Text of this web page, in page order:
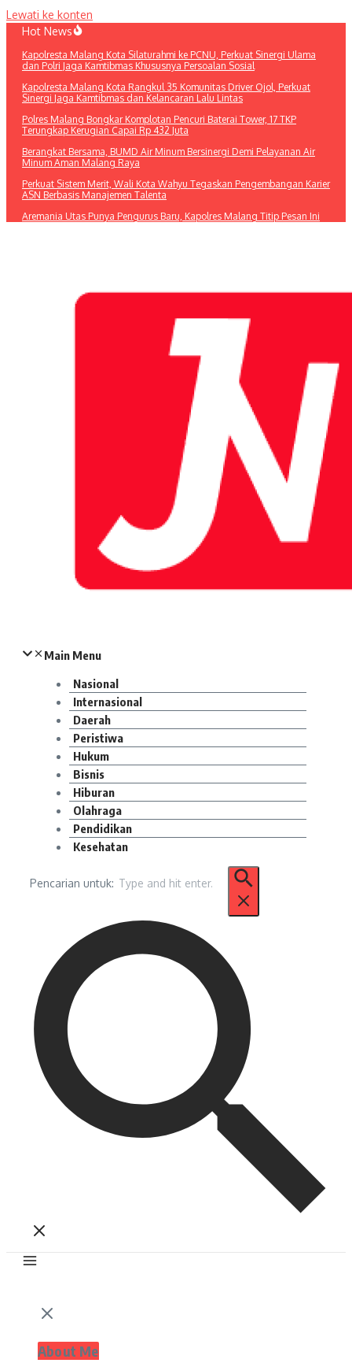
Lewati ke konten
Hot News
Kapolresta Malang Kota Silaturahmi ke PCNU, Perkuat Sinergi Ulama
dan Polri Jaga Kamtibmas Khususnya Persoalan Sosial
Kapolresta Malang Kota Rangkul 35 Komunitas Driver Ojol, Perkuat
Sinergi Jaga Kamtibmas dan Kelancaran Lalu Lintas
Polres Malang Bongkar Komplotan Pencuri Baterai Tower, 17 TKP
Terungkap Kerugian Capai Rp 432 Juta
Berangkat Bersama, BUMD Air Minum Bersinergi Demi Pelayanan Air
Minum Aman Malang Raya
Perkuat Sistem Merit, Wali Kota Wahyu Tegaskan Pengembangan Karier
ASN Berbasis Manajemen Talenta
Aremania Utas Punya Pengurus Baru, Kapolres Malang Titip Pesan Ini
Main Menu
Nasional
Internasional
Daerah
Peristiwa
Hukum
Bisnis
Hiburan
Olahraga
Pendidikan
Kesehatan
Pencarian untuk:
About Me